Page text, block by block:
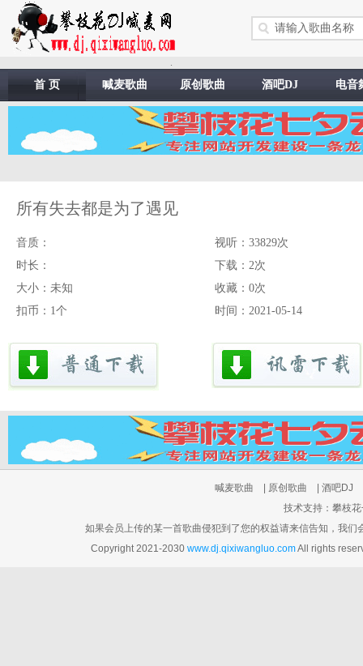
.
首 页 喊麦歌曲 原创歌曲 酒吧DJ 电音
所有失去都是为了遇见
音质：
时长：
大小：未知
扣币：1个
视听：33829次
下载：2次
收藏：0次
时间：2021-05-14
喊麦歌曲 原创歌曲 酒吧DJ
技术支持：攀枝
如果会员上传的某一首歌曲侵犯到了您的权益请来信告知，我
Copyright 2021-2030www.dj.qixiwangluo.comAll rights